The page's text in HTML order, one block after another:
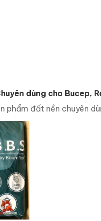
dùng cho Bucep,
phẩm đất nền chuyên